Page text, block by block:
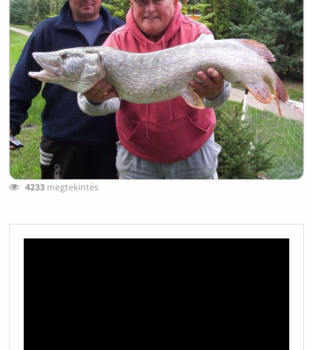
4233megtekintés